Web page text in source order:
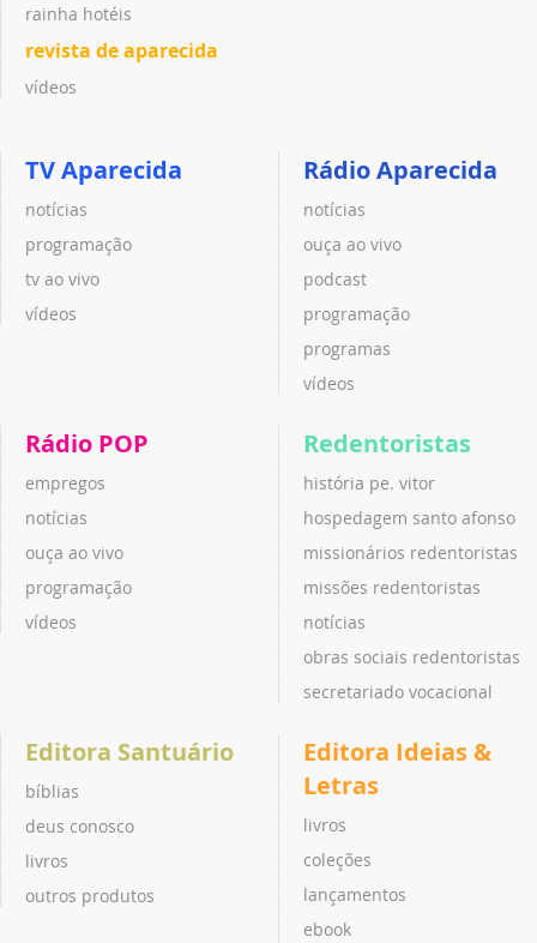
rainha hotéis
revista de aparecida
vídeos
TV Aparecida
notícias
programação
tv ao vivo
vídeos
Rádio Aparecida
notícias
ouça ao vivo
podcast
programação
programas
vídeos
Rádio POP
empregos
notícias
ouça ao vivo
programação
vídeos
Redentoristas
história pe. vitor
hospedagem santo afonso
missionários redentoristas
missões redentoristas
notícias
obras sociais redentoristas
secretariado vocacional
Editora Santuário
bíblias
deus conosco
livros
outros produtos
Editora Ideias &
Letras
livros
coleções
lançamentos
ebook